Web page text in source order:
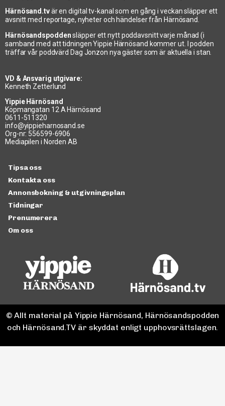
Härnösand.tvär en digital tv-kanal som en gång i veckan släpper ett
avsnitt med reportage, nyheter och händelser från Härnösand.
Härnösandspoddensläpper ett nytt poddavsnitt varje månad (i
samband med att tidningen Yippie Härnösand kommer ut. I podden
träffar vår poddvärd Dag Jonzon nya gäster som är aktuella i stan.
VD & Ansvarig utgivare:
Kenneth Zetterlund
Yippie Härnösand
Köpmangatan 12 A Härnösand
0611-511320
info@yippieharnosand.se
Org-nr: 556599-6906
Mediapilen i Norden AB
Tipsa oss
Kontakta oss
Annonsbokning & utgivningsplan
Tidningar
Prenumerera
Om oss
© Allt material på Yippie Härnösand, Härnösandspodden
och Härnösand.TV är skyddat enligt upphovsrättslagen.